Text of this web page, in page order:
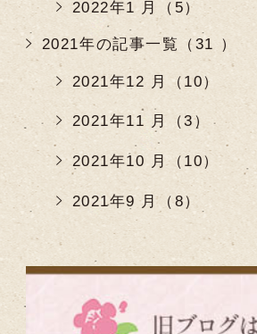
2022年1 月（5）
2021年の記事一覧（31 ）
2021年12 月（10）
2021年11 月（3）
2021年10 月（10）
2021年9 月（8）